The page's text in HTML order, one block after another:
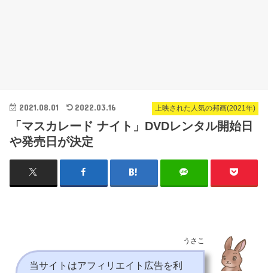
上映された人気の邦画(2021年)
2021.08.01 2022.03.16
「マスカレード ナイト」DVDレンタル開始日
や発売日が決定
うさこ
当サイトはアフィリエイト広告を利